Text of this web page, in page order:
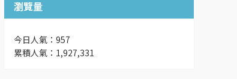
瀏覽量
今日人氣：957
累積人氣：1,927,331